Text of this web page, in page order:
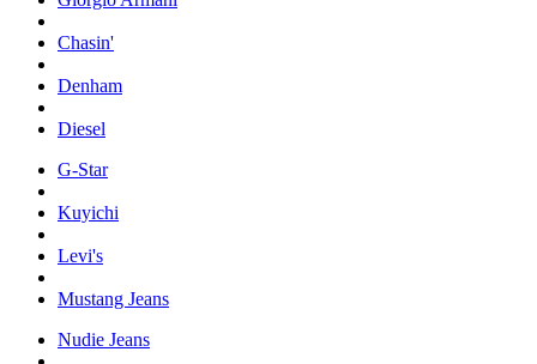
Chasin'
Denham
Diesel
G-Star
Kuyichi
Levi's
Mustang Jeans
Nudie Jeans